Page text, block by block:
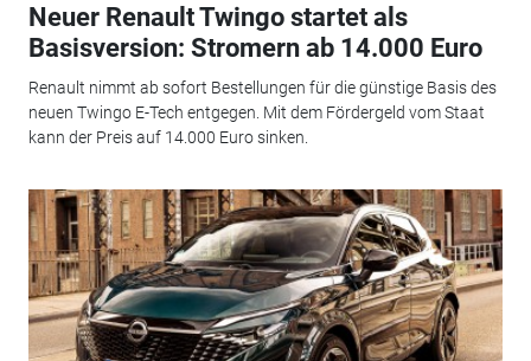
Neuer Renault Twingo startet als
Basisversion: Stromern ab 14.000 Euro
Renault nimmt ab sofort Bestellungen für die günstige Basis des
neuen Twingo E-Tech entgegen. Mit dem Fördergeld vom Staat
kann der Preis auf 14.000 Euro sinken.